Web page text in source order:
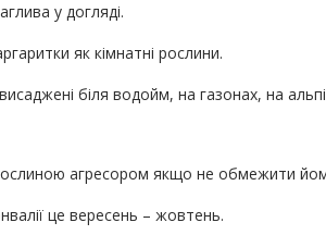
у догляді.
як кімнатні рослини.
біля водойм, на газонах, на
агресором якщо не обмежити
це вересень – жовтень.